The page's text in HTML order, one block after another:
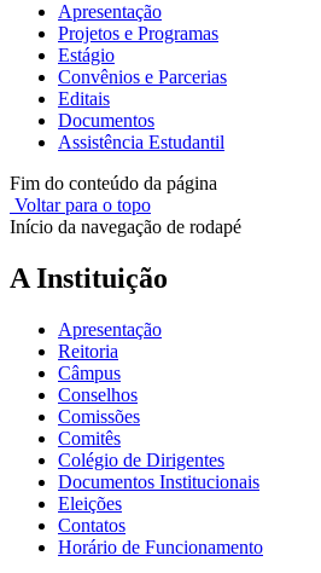
Apresentação
Projetos e Programas
Estágio
Convênios e Parcerias
Editais
Documentos
Assistência Estudantil
Fim do conteúdo da página
Voltar para o topo
Início da navegação de rodapé
A Instituição
Apresentação
Reitoria
Câmpus
Conselhos
Comissões
Comitês
Colégio de Dirigentes
Documentos Institucionais
Eleições
Contatos
Horário de Funcionamento